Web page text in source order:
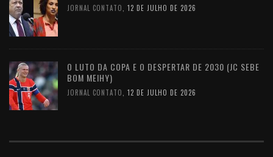
JORNAL CONTATO 12 DE JULHO DE 2026
O LUTO DA COPA E O DESPERTAR DE 2030 (JC SEBE
BOM MEIHY)
JORNAL CONTATO 12 DE JULHO DE 2026